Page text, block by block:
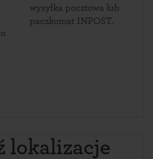
wysyłka pocztowa lub
paczkomat INPOST.
lokalizacje